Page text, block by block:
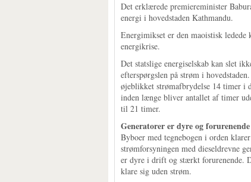
Det erklærede premiereminister
energi i hovedstaden Kathmandu.
Energimikset er den maoistisk ledede
energikrise.
Det statslige energiselskab kan slet
efterspørgslen på strøm i
øjeblikket strømafbrydelse 14 timer i
inden længe bliver antallet af timer
til 21 timer.
Generatorer er dyre og forurenende
Byboer med tegnebogen i orden klarer
strømforsyningen med dieseldrevne
er dyre i drift og stærkt forurenende.
klare sig uden strøm.